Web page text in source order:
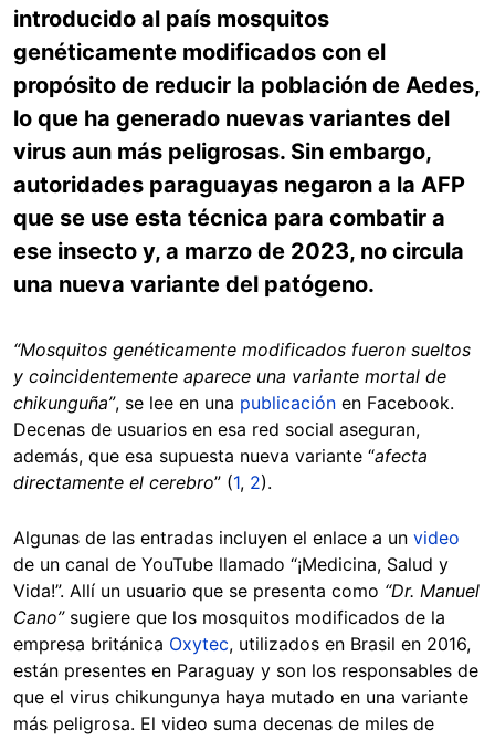
introducido al país mosquitos
genéticamente modificados con el
propósito de reducir la población de Aedes,
lo que ha generado nuevas variantes del
virus aun más peligrosas. Sin embargo,
autoridades paraguayas negaron a la AFP
que se use esta técnica para combatir a
ese insecto y, a marzo de 2023, no circula
una nueva variante del patógeno.
“Mosquitos genéticamente modificados fueron sueltos
y coincidentemente aparece una variante mortal de
chikunguña”, se lee en una publicación en Facebook.
Decenas de usuarios en esa red social aseguran,
además, que esa supuesta nueva variante “afecta
directamente el cerebro” (1, 2).
Algunas de las entradas incluyen el enlace a un video
de un canal de YouTube llamado “¡Medicina, Salud y
Vida!”. Allí un usuario que se presenta como “Dr. Manuel
Cano”sugiere que los mosquitos modificados de la
empresa británica Oxytec, utilizados en Brasil en 2016,
están presentes en Paraguay y son los responsables de
que el virus chikungunya haya mutado en una variante
más peligrosa. El video suma decenas de miles de